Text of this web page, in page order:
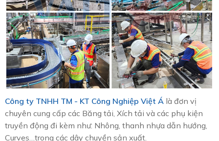
Công ty TNHH TM - KT Công Nghiệp Việt Á là đơn vị
chuyên cung cấp các Băng tải, Xích tải và các phụ kiện
truyền động đi kèm như: Nhông, thanh nhựa dẫn hướng,
Curves…trong các dây chuyền sản xuất.